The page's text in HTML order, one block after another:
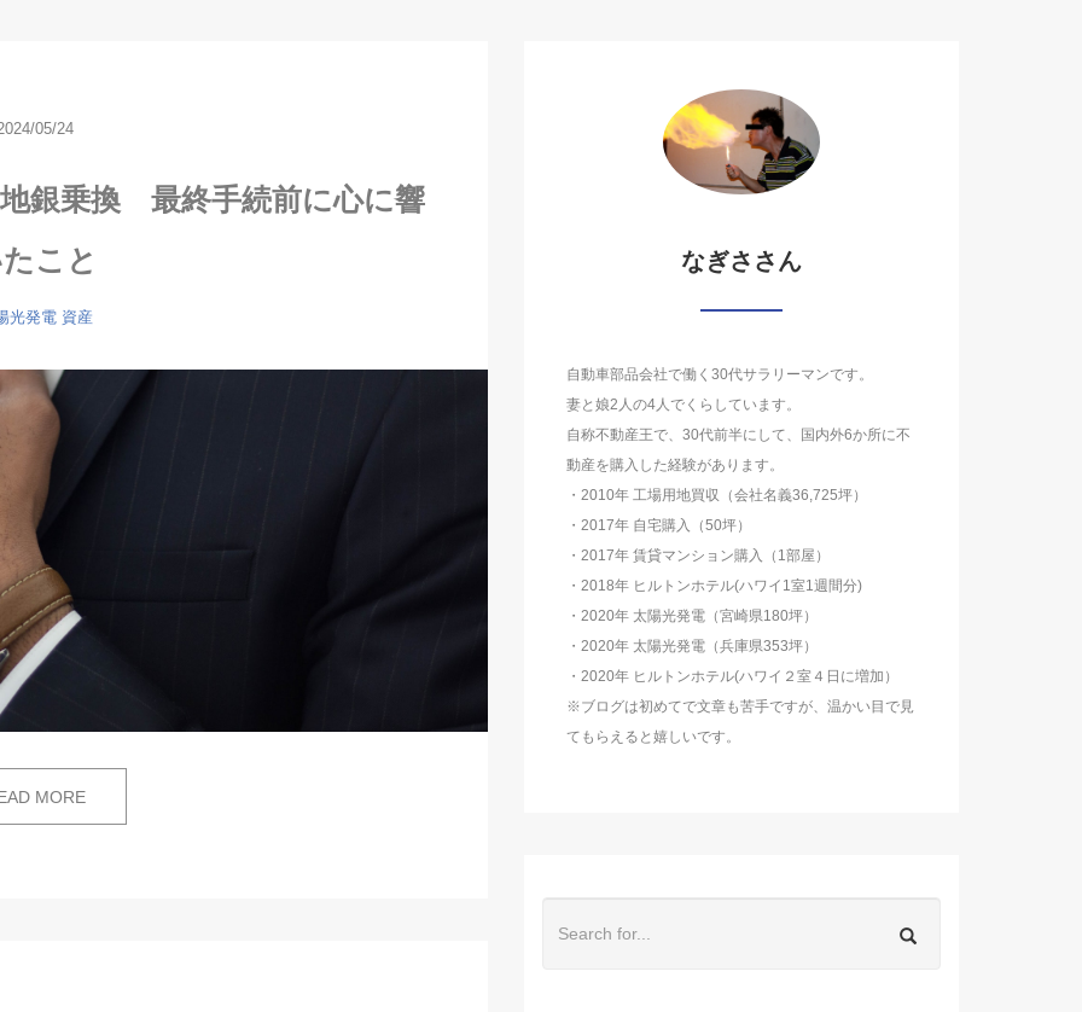
05/24
銀乗換 最終手続前に心に響
こと
光発電 資産
MORE
なぎささん
自動車部品会社で働く30代サラリーマンです。
妻と娘2人の4人でくらしています。
自称不動産王で、30代前半にして、国内外6か所に不
動産を購入した経験があります。
・2010年 工場用地買収（会社名義36,725坪）
・2017年 自宅購入（50坪）
・2017年 賃貸マンション購入（1部屋）
・2018年 ヒルトンホテル(ハワイ1室1週間分)
・2020年 太陽光発電（宮崎県180坪）
・2020年 太陽光発電（兵庫県353坪）
・2020年 ヒルトンホテル(ハワイ２室４日に増加）
※ブログは初めてで文章も苦手ですが、温かい目で見
てもらえると嬉しいです。